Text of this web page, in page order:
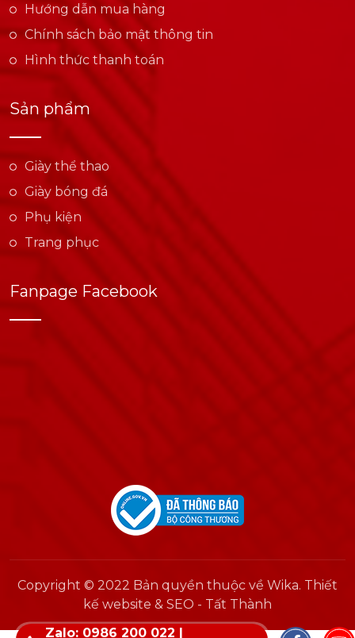
Hướng dẫn mua hàng
Chính sách bảo mật thông tin
Hình thức thanh toán
Sản phẩm
Giày thể thao
Giày bóng đá
Phụ kiện
Trang phục
Fanpage Facebook
Copyright © 2022 Bản quyền thuộc về Wika. Thiết
kế website & SEO - Tất Thành
Zalo: 0986 200 022 |